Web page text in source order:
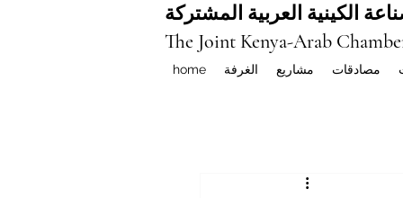
الكينية العربية المشتركة
The Joint Kenya-Arab
home الغرفة مشاريع مصادقات